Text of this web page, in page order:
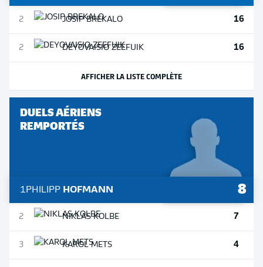
2 JOSIPBREKALO 16
2 DEYOVAISIOZEEFUIK 16
AFFICHER LA LISTE COMPLÈTE
DUELS AÉRIENS
REMPORTÉS
1PHILIPP HOFMANN 8
2 NIKLASKOLBE 7
3 KAROLMETS 4